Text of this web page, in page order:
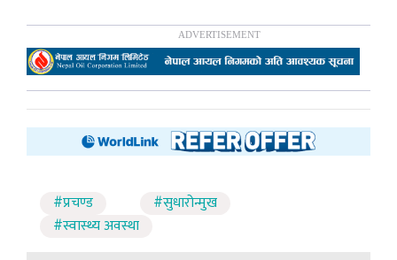
#प्रचण्ड
#सुधारोन्मुख
#स्वास्थ्य अवस्था